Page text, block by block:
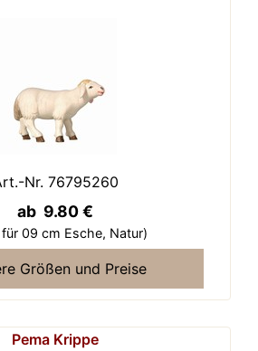
Nr. 76795260
ab 9.80 €
für 09 cm Esche, Natur)
Größen und Preise
Pema Krippe